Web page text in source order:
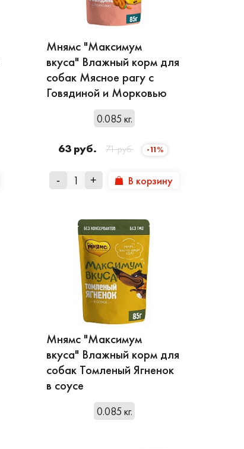
Мнямс "Максимум
вкуса" Влажный корм для
собак Мясное рагу с
Говядиной и Морковью
0.085 кг.
63 руб. 71 руб. -11%
- + В корзину
Мнямс "Максимум
вкуса" Влажный корм для
собак Томленый Ягненок
в соусе
0.085 кг.